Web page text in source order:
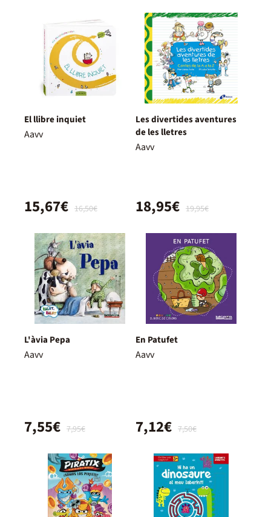
El llibre inquiet
Aavv
16,50€
15,67€
Les divertides aventures
de les lletres
Aavv
19,95€
18,95€
L'àvia Pepa
Aavv
7,95€
7,55€
En Patufet
Aavv
7,50€
7,12€